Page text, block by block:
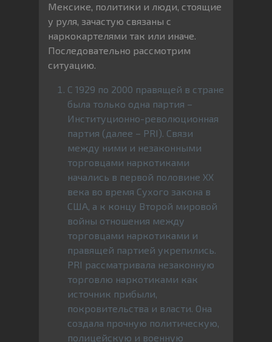
Мексике, политики и люди, стоящие
у руля, зачастую связаны с
наркокартелями так или иначе.
Последовательно рассмотрим
ситуацию.
С 1929 по 2000 правящей в стране
была только одна партия –
Институционно-революционная
партия (далее – PRI). Связи
между ними и незаконными
торговцами наркотиками
начались в первой половине ХХ
века во время Сухого закона в
США, а к концу Второй мировой
войны отношения между
торговцами наркотиками и
правящей партией укрепились.
PRI рассматривала незаконную
торговлю наркотиками как
источник прибыли,
покровительства и власти. Она
создала прочную политическую,
полицейскую и военную